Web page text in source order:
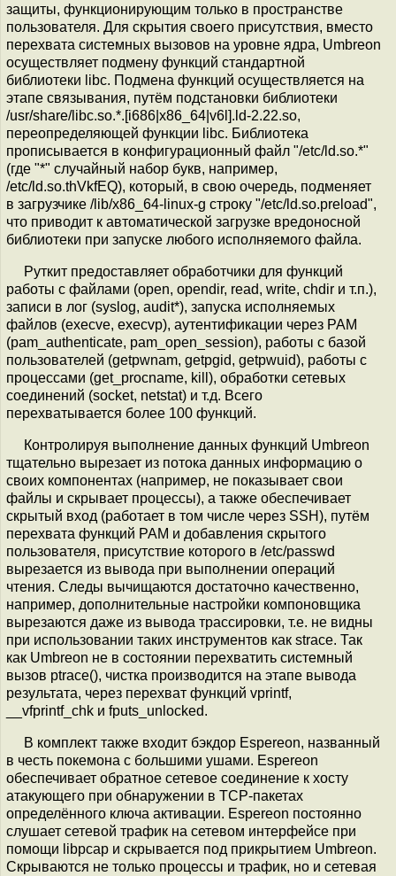
защиты, функционирующим только в пространстве
пользователя. Для скрытия своего присутствия, вместо
перехвата системных вызовов на уровне ядра, Umbreon
осуществляет подмену функций стандартной
библиотеки libc. Подмена функций осуществляется на
этапе связывания, путём подстановки библиотеки
/usr/share/libc.so.*.[i686|x86_64|v6l].ld-2.22.so,
переопределяющей функции libc. Библиотека
прописывается в конфигурационный файл "/etc/ld.so.*"
(где "*" случайный набор букв, например,
/etc/ld.so.thVkfEQ), который, в свою очередь, подменяет
в загрузчике /lib/x86_64-linux-g строку "/etc/ld.so.preload",
что приводит к автоматической загрузке вредоносной
библиотеки при запуске любого исполняемого файла.
Руткит предоставляет обработчики для функций
работы с файлами (open, opendir, read, write, chdir и т.п.),
записи в лог (syslog, audit*), запуска исполняемых
файлов (execve, execvp), аутентификации через PAM
(pam_authenticate, pam_open_session), работы с базой
пользователей (getpwnam, getpgid, getpwuid), работы с
процессами (get_procname, kill), обработки сетевых
соединений (socket, netstat) и т.д. Всего
перехватывается более 100 функций.
Контролируя выполнение данных функций Umbreon
тщательно вырезает из потока данных информацию о
своих компонентах (например, не показывает свои
файлы и скрывает процессы), а также обеспечивает
скрытый вход (работает в том числе через SSH), путём
перехвата функций PAM и добавления скрытого
пользователя, присутствие которого в /etc/passwd
вырезается из вывода при выполнении операций
чтения. Следы вычищаются достаточно качественно,
например, дополнительные настройки компоновщика
вырезаются даже из вывода трассировки, т.е. не видны
при использовании таких инструментов как strace. Так
как Umbreon не в состоянии перехватить системный
вызов ptrace(), чистка производится на этапе вывода
результата, через перехват функций vprintf,
__vfprintf_chk и fputs_unlocked.
В комплект также входит бэкдор Espereon, названный
в честь покемона с большими ушами. Espereon
обеспечивает обратное сетевое соединение к хосту
атакующего при обнаружении в TCP-пакетах
определённого ключа активации. Espereon постоянно
слушает сетевой трафик на сетевом интерфейсе при
помощи libpcap и скрывается под прикрытием Umbreon.
Скрываются не только процессы и трафик, но и сетевая